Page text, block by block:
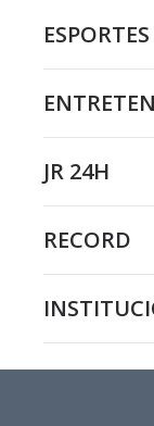
ESPORTES
JR 24H
RECORD